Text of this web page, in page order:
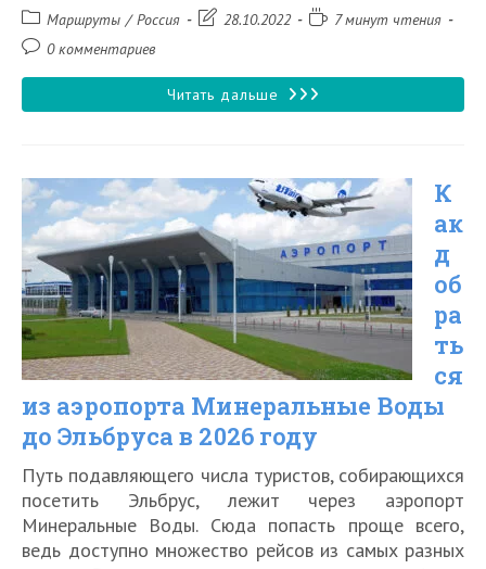
Рубрика
записи:
Маршруты / Россия
Запись28.10.2022
Время7 минут чтения
Комментарии
0 комментариев
Читать дальше Как
аэропорта
Минеральные
Воды
до
Пятигорска
в
2026
году
К
ак
д
об
ра
ть
ся
из аэропорта Минеральные Воды
до Эльбруса в 2026 году
Путь подавляющего числа туристов, собирающихся
посетить Эльбрус, лежит через аэропорт
Минеральные Воды. Сюда попасть проще всего,
ведь доступно множество рейсов из самых разных